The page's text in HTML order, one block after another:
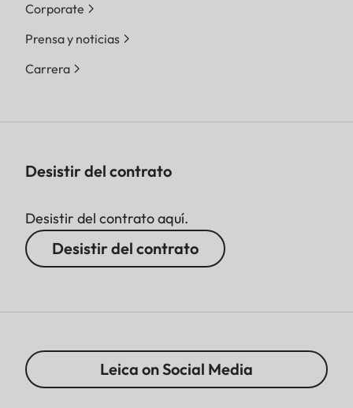
Corporate
Prensa y noticias
Carrera
Desistir del contrato
Desistir del contrato aquí.
Desistir del contrato
Leica on Social Media